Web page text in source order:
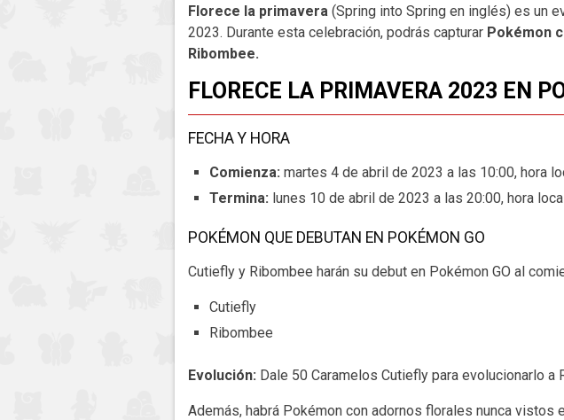
Florece la primavera (Spring into Spring en inglés) es un
2023. Durante esta celebración, podrás capturar Pokémon
Ribombee.
FLORECE LA PRIMAVERA 2023 EN
FECHA Y HORA
Comienza: martes 4 de abril de 2023 a las 10:00, hora
Termina: lunes 10 de abril de 2023 a las 20:00, hora
POKÉMON QUE DEBUTAN EN POKÉMON GO
Cutiefly y Ribombee harán su debut en Pokémon GO al
Cutiefly
Ribombee
Evolución: Dale 50 Caramelos Cutiefly para evolucionarlo a
Además, habrá Pokémon con adornos florales nunca vistos